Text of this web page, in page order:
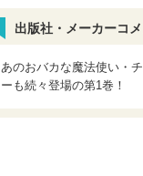
出版社・メーカーコ
あのおバカな魔法使い・
ーも続々登場の第1巻！